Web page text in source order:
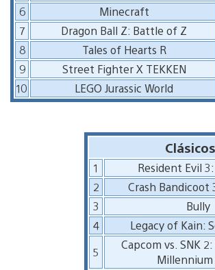
6
Minecraft
7
Dragon Ball Z: Battle of Z
8
Tales of Hearts R
9
Street Fighter X TEKKEN
10
LEGO Jurassic World
Clásicos
1
Resident Evil
2
Crash Bandicoot
3
Bully
4
Legacy of Kain:
5
Capcom vs. SNK
Millennium